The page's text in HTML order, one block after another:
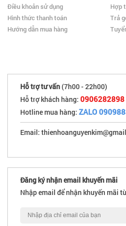
Điều khoản sử dụng
Hình thức thanh toán
Hướng dẫn mua hàng
Hợp
Trả
Hỗ trợ tư vấn (7h00 - 22h00)
Hỗ trợ khách hàng: 0906282898
Hotline mua hàng: ZALO
Email:
Đăng ký nhận email khuyến mãi
Nhập email để nhận khuyến mãi